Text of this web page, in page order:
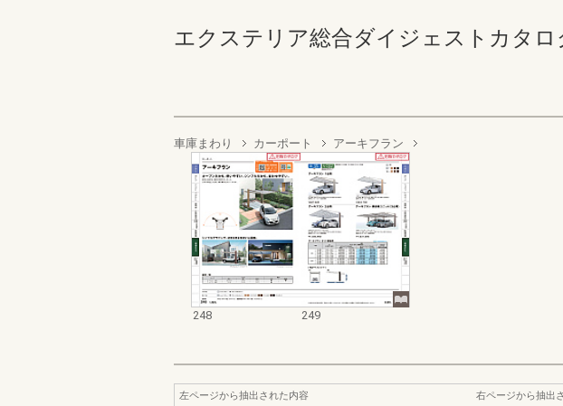
エクステリア総合ダイジェストカタロ
車庫まわり カーポート アーキフラン
248 249
左ページから抽出された内容
右ページから抽出